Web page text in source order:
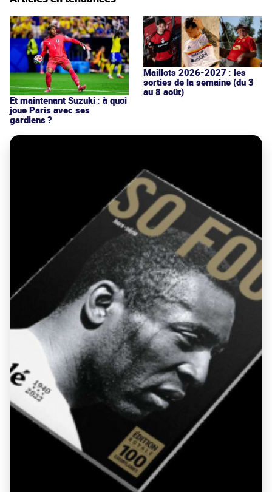
Et maintenant Suzuki : à quoi
joue Paris avec ses
gardiens ?
Maillots 2026-2027 : les
sorties de la semaine (du 3
au 8 août)